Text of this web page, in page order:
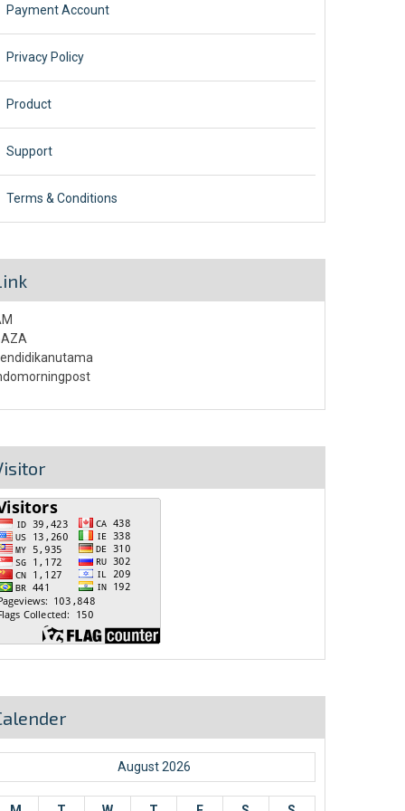
Payment Account
Privacy Policy
Product
Support
Terms & Conditions
August 2026